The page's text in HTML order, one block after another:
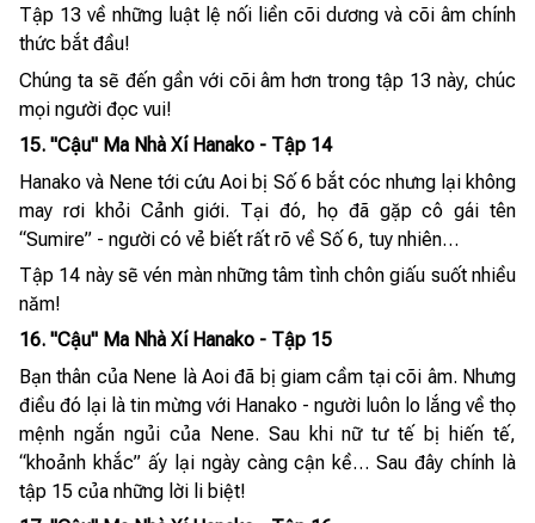
Tập 13 về những luật lệ nối liền cõi dương và cõi âm chính
thức bắt đầu!
Chúng ta sẽ đến gần với cõi âm hơn trong tập 13 này, chúc
mọi người đọc vui!
15. "Cậu" Ma Nhà Xí Hanako - Tập 14
Hanako và Nene tới cứu Aoi bị Số 6 bắt cóc nhưng lại không
may rơi khỏi Cảnh giới. Tại đó, họ đã gặp cô gái tên
“Sumire” - người có vẻ biết rất rõ về Số 6, tuy nhiên…
Tập 14 này sẽ vén màn những tâm tình chôn giấu suốt nhiều
năm!
16. "Cậu" Ma Nhà Xí Hanako - Tập 15
Bạn thân của Nene là Aoi đã bị giam cầm tại cõi âm. Nhưng
điều đó lại là tin mừng với Hanako - người luôn lo lắng về thọ
mệnh ngắn ngủi của Nene. Sau khi nữ tư tế bị hiến tế,
“khoảnh khắc” ấy lại ngày càng cận kề… Sau đây chính là
tập 15 của những lời li biệt!